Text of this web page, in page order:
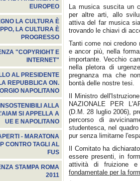
EUROPEO
LA CULTURA È
LA CULTURA È
PROGRESSO
"COPYRIGHT E
INTERNET"
AL PRESIDENTE
REPUBBLICA ON.
NAPOLITANO
ALLA
SI APPELLA A
UE E NAPOLITANO
- MARATONA
CONTRO TAGLI AL
FUS
STAMPA ROMA
2011
La musica suscita un
per altre arti, allo
attiva del far musica
trovando le chiavi di
Tanti come noi
e ancor più, nella
importante. Vecchio
nella pletora di
pregnanza ma che
bontà delle nostre tesi.
Il Ministro
NAZIONALE PER
(D.M. 28 luglio 2006),
percorso di
studentesca, nel
pur senza limitarne
Il Comitato ha
essere presenti, in
attività di fruizione
fondamentale per la